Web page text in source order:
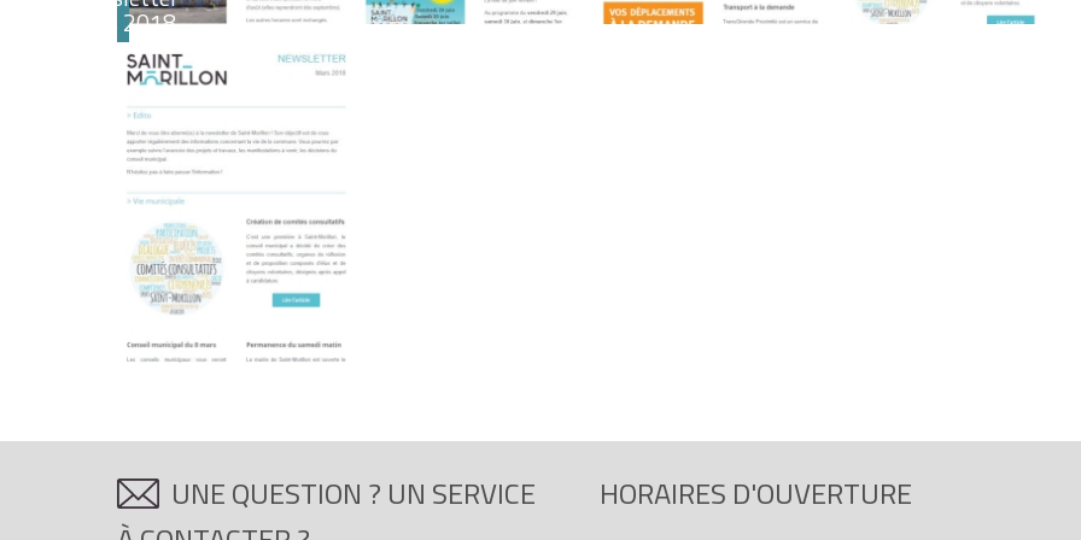
mars 2018
UNE QUESTION ? UN SERVICE
HORAIRES D'OUVERTURE